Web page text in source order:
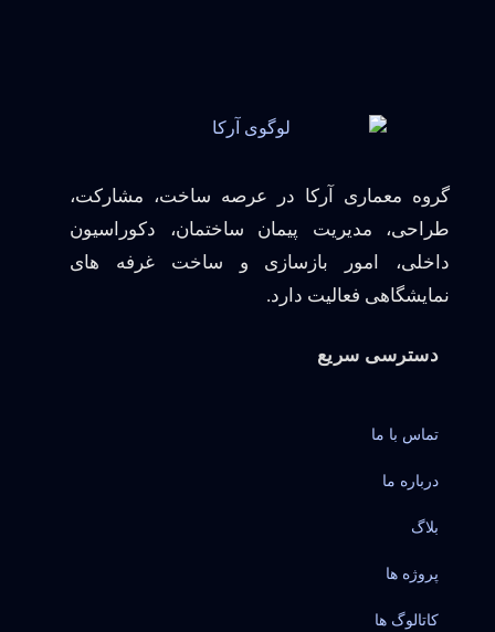
گروه معماری آرکا در عرصه ساخت، مشارکت،
طراحی، مدیریت پیمان ساختمان، دکوراسیون
داخلی، امور بازسازی و ساخت غرفه های
نمایشگاهی فعالیت دارد.
دسترسی سریع
تماس با ما
درباره ما
بلاگ
پروژه ها
کاتالوگ ها